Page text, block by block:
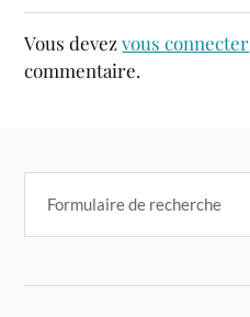
Vous devezvous connecter
commentaire.